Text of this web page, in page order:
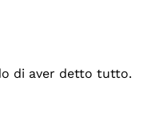
di aver detto tutto.